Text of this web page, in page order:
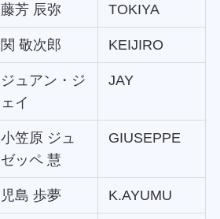
藤芳 辰弥 TOKIYA
関 敬次郎 KEIJIRO
ジュアン・ジ
ェイ
JAY
小笠原 ジュ
ゼッペ 慧
GIUSEPPE
児島 歩夢 K.AYUMU